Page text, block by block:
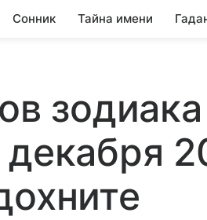
Сонник Тайна имени